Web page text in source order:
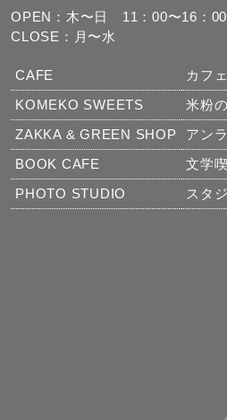
もっと見る
OPEN：木〜日 11：00〜16：00
CLOSE：月〜水
CAFE
カフ
KOMEKO SWEETS
米粉
ZAKKA & GREEN SHOP
アン
BOOK CAFE
文学
PHOTO STUDIO
スタ